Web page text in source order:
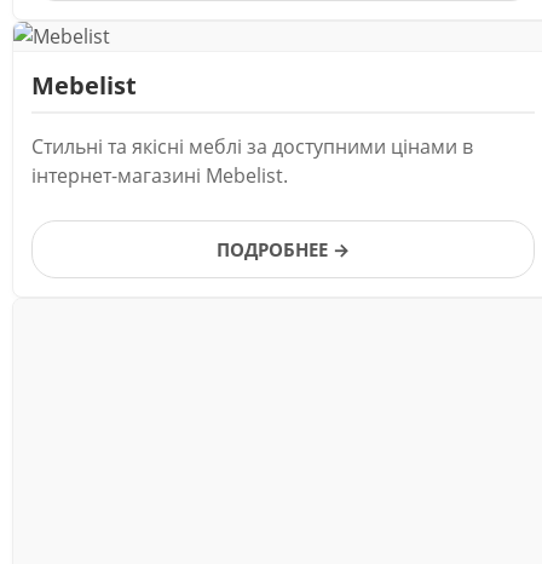
Mebelist
Стильні та якісні меблі за доступними цінами в
інтернет-магазині Mebelist.
ПОДРОБНЕЕ →